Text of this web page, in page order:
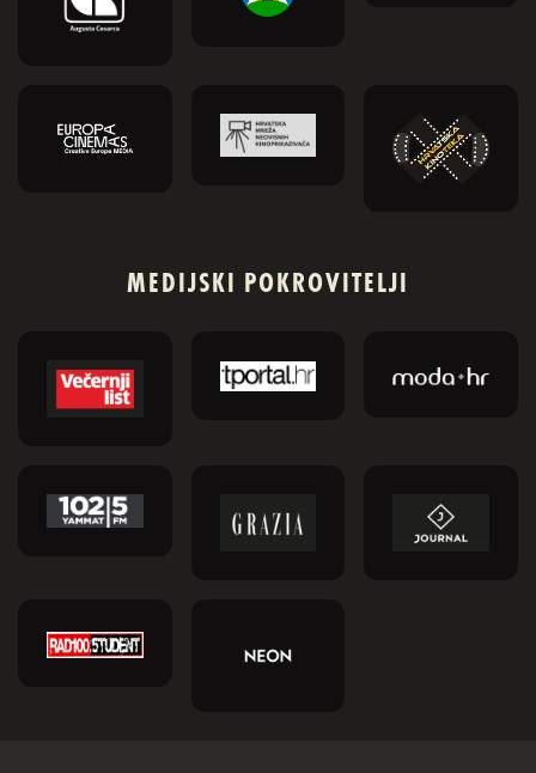
MEDIJSKI POKROVITELJI